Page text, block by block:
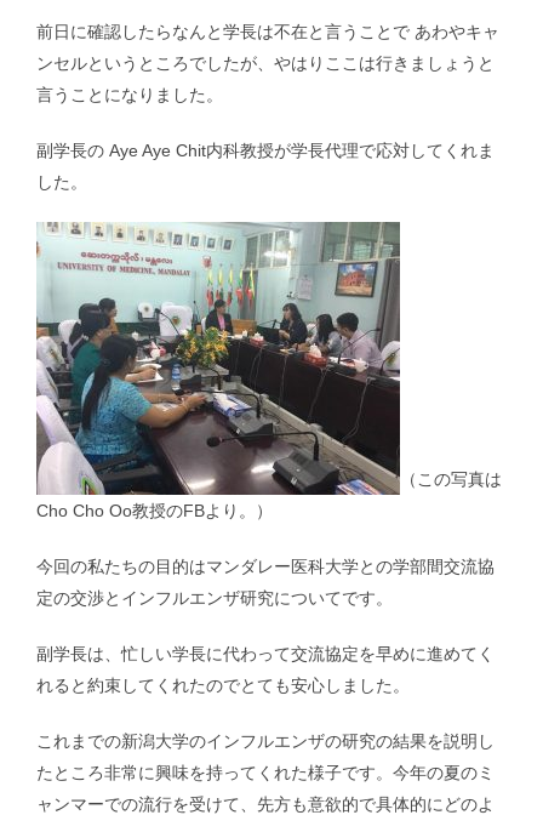
都道府県別のCOVID-19患者推移｜COVID-19 patients at prefecture
新潟県および新潟市のCOVID-19の実効再生産数｜COVID-19
インフルエンザ | Influenza virus
抗インフルエンザ剤感受性低下株調査｜Antiviral Susceptibility
RSウイルス｜Respiratory syncytial virus
地理情報システム｜Geographic Information Systems（GIS）
社会疫学研究｜Social Epidemiology
前日に確認したらなんと学長は不在と言うことで あわやキャ
ンセルというところでしたが、やはりここは行きましょうと
言うことになりました。
副学長の Aye Aye Chit内科教授が学長代理で応対してくれま
した。
（この写真は
Cho Cho Oo教授のFBより。）
今回の私たちの目的はマンダレー医科大学との学部間交流協
定の交渉とインフルエンザ研究についてです。
副学長は、忙しい学長に代わって交流協定を早めに進めてく
れると約束してくれたのでとても安心しました。
これまでの新潟大学のインフルエンザの研究の結果を説明し
たところ非常に興味を持ってくれた様子です。今年の夏のミ
ャンマーでの流行を受けて、先方も意欲的で具体的にどのよ